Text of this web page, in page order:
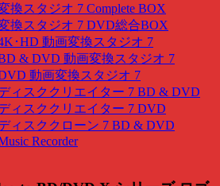
換スタジオ 7 Complete BOX
換スタジオ 7 DVD総合BOX
･HD 動画変換スタジオ 7
& DVD 動画変換スタジオ 7
動画変換スタジオ 7
ィスククリエイター 7 BD & DVD
ィスククリエイター 7 DVD
ィスククローン 7 BD & DVD
Recorder